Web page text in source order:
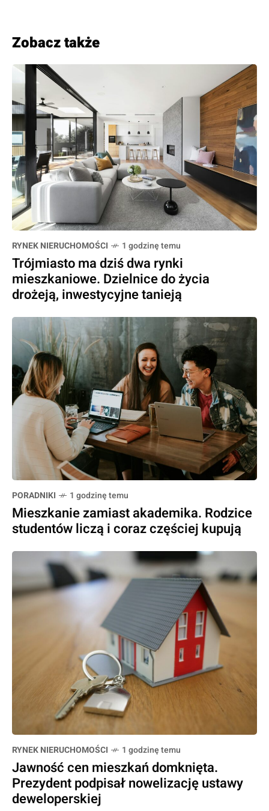
Zobacz także
RYNEK NIERUCHOMOŚCI 1 godzinę temu
Trójmiasto ma dziś dwa rynki
mieszkaniowe. Dzielnice do życia
drożeją, inwestycyjne tanieją
PORADNIKI 1 godzinę temu
Mieszkanie zamiast akademika. Rodzice
studentów liczą i coraz częściej kupują
RYNEK NIERUCHOMOŚCI 1 godzinę temu
Jawność cen mieszkań domknięta.
Prezydent podpisał nowelizację ustawy
deweloperskiej